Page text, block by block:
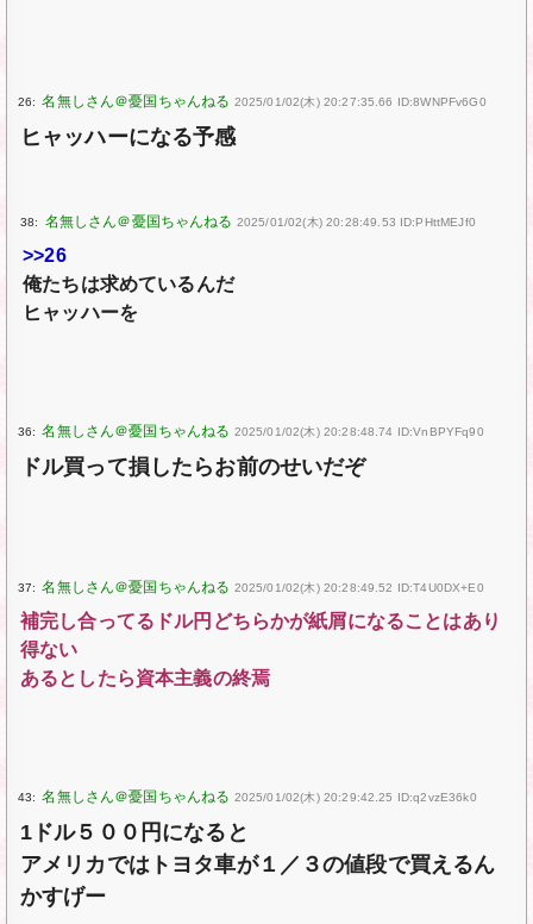
26: 2025/01/02(木) 20:27:35.66 ID:8WNPFv6G0
ヒャッハーになる予感
38: 2025/01/02(木) 20:28:49.53 ID:PHttMEJf0
>>26
俺たちは求めているんだ
ヒャッハーを
36: 2025/01/02(木) 20:28:48.74 ID:VnBPYFq90
ドル買って損したらお前のせいだぞ
37: 2025/01/02(木) 20:28:49.52 ID:T4U0DX+E0
補完し合ってるドル円どちらかが紙屑になることはあり
得ない
あるとしたら資本主義の終焉
43: 2025/01/02(木) 20:29:42.25 ID:q2vzE36k0
1ドル５００円になると
アメリカではトヨタ車が１／３の値段で買えるん
かすげー